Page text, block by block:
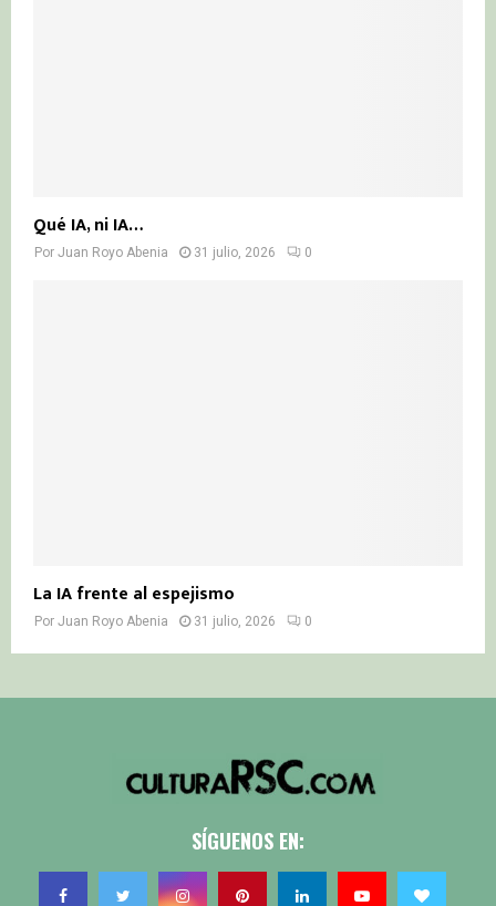
Qué IA, ni IA…
Por Juan Royo Abenia 31 julio, 2026 0
La IA frente al espejismo
Por Juan Royo Abenia 31 julio, 2026 0
SÍGUENOS EN: